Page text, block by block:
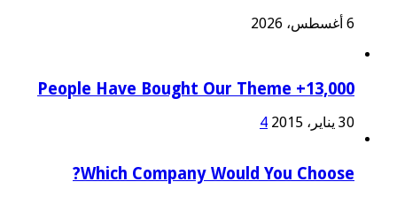
6 أغسطس، 2026
13,000+ People Have Bought Our Theme
30 يناير، 2015 4
Which Company Would You Choose?